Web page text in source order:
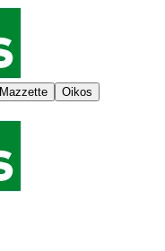
Mazzette Oikos